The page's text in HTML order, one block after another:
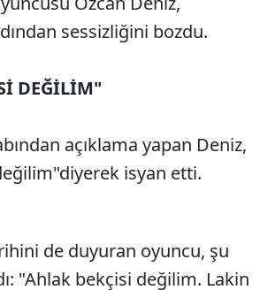
sessizliğini bozdu.
DEĞİLİM"
açıklama yapan Deniz,
isyan etti.
de duyuran oyuncu, şu
"Ahlak bekçisi değilim. Lakin